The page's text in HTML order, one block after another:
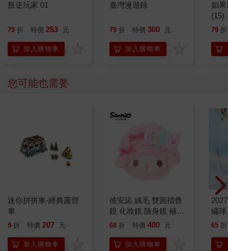
叛逆玩家 01
79 折 特價 253 元
加入購物車
臺灣漫遊錄
79 折 特價 300 元
加入購物車
如
(15)
貓
79 折
您可能也需要
迷你拼拼車-經典露營
車
9 折 特價 207 元
加入購物車
彼安諾 絨毛 雙面摺疊
鏡 化妝鏡 隨身鏡 補妝
鏡 鏡子 PIANO 三麗鷗
68 折 特價 400 元
加入購物車
繡球
65 折